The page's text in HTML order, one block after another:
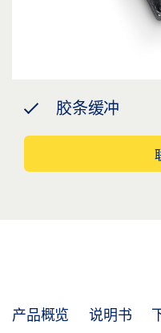
胶条缓冲
产品概览 说明书